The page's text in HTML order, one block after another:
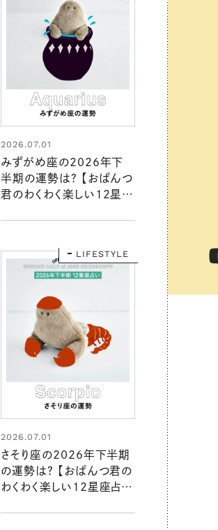
2026.07.01
みずがめ座の2026年下
半期の運勢は？ 【おぱんつ
君のわくわく楽しい12星座
LIFESTYLE
2026.07.01
さそり座の2026年下半期
の運勢は？ 【おぱんつ君の
わくわく楽しい12星座占